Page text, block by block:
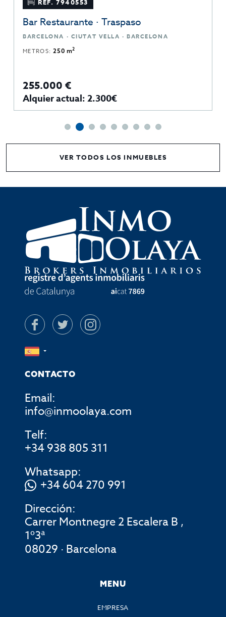
REF. 7940553
Bar Restaurante · Traspaso
BARCELONA · CIUTAT VELLA · BARCELONA
METROS:250 m2
255.000 €
Alquier actual: 2.300€
VER TODOS LOS INMUEBLES
CONTACTO
Email:
info@inmoolaya.com
Telf:
+34 938 805 311
Whatsapp:
+34 604 270 991
Dirección:
Carrer Montnegre 2 Escalera B ,
1º3ª
08029 · Barcelona
MENU
EMPRESA